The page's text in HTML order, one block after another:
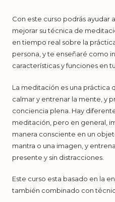
Con este curso podrás ayudar
mejorar su técnica de
en tiempo real sobre la
persona, y te enseñaré como
características y funciones en
La meditación es una práctica
calmar y entrenar la mente, y
conciencia plena. Hay
meditación, pero en general,
manera consciente en un
mantra o una imagen, y
presente y sin distracciones.
Este curso esta basado en la
también combinado con